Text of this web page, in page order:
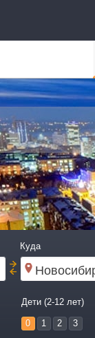
Куда
Дети (2-12 лет)
0 1 2 3